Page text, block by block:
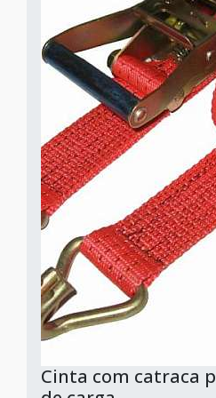
Cinta com catraca